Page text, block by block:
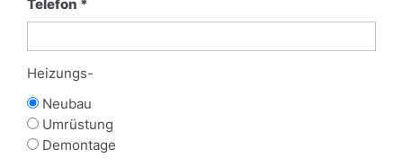
Telefon *
Heizungs-
Neubau
Umrüstung
Demontage